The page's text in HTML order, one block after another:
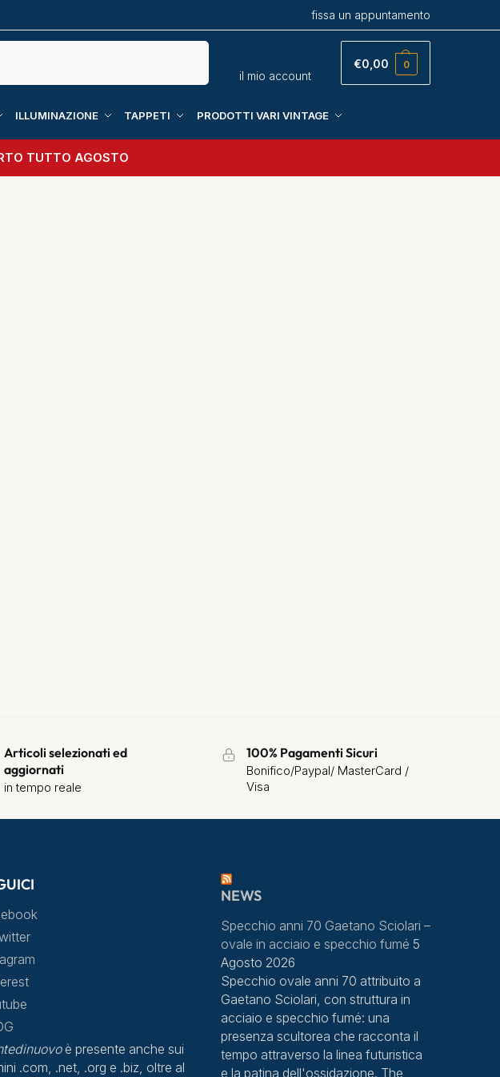
fissa un appuntamento
il mio account
€0,00 0
ILLUMINAZIONE TAPPETI PRODOTTI VARI VINTAGE
TUTTO AGOSTO
Articoli selezionati ed
aggiornati
in tempo reale
100% Pagamenti Sicuri
Bonifico/Paypal/ MasterCard /
Visa
è presente anche sui
.com, .net, .org e .biz, oltre al
NEWS
Specchio anni 70 Gaetano Sciolari –
ovale in acciaio e specchio fumé 5
Agosto 2026
Specchio ovale anni 70 attribuito a
Gaetano Sciolari, con struttura in
acciaio e specchio fumé: una
presenza scultorea che racconta il
tempo attraverso la linea futuristica
e la patina dell'ossidazione. The